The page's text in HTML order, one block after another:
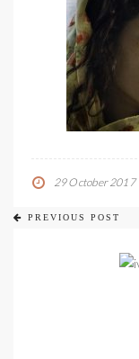
29 October 2017
PREVIOUS POST